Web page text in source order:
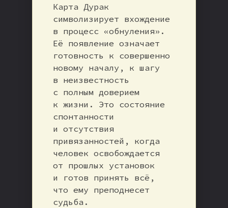
Карта Дурак
символизирует вхождение
в процесс «обнуления».
Её появление означает
готовность к совершенно
новому началу, к шагу
в неизвестность
с полным доверием
к жизни. Это состояние
спонтанности
и отсутствия
привязанностей, когда
человек освобождается
от прошлых установок
и готов принять всё,
что ему преподнесет
судьба.